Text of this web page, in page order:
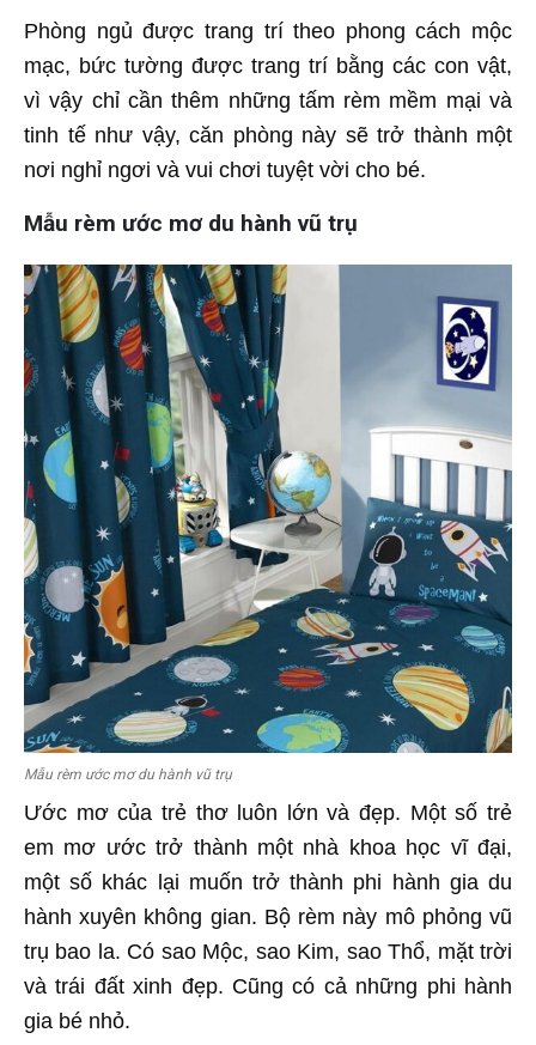
Phòng ngủ được trang trí theo phong cách mộc
mạc, bức tường được trang trí bằng các con vật,
vì vậy chỉ cần thêm những tấm rèm mềm mại và
tinh tế như vậy, căn phòng này sẽ trở thành một
nơi nghỉ ngơi và vui chơi tuyệt vời cho bé.
Mẫu rèm ước mơ du hành vũ trụ
Mẫu rèm ước mơ du hành vũ trụ
Ước mơ của trẻ thơ luôn lớn và đẹp. Một số trẻ
em mơ ước trở thành một nhà khoa học vĩ đại,
một số khác lại muốn trở thành phi hành gia du
hành xuyên không gian. Bộ rèm này mô phỏng vũ
trụ bao la. Có sao Mộc, sao Kim, sao Thổ, mặt trời
và trái đất xinh đẹp. Cũng có cả những phi hành
gia bé nhỏ.